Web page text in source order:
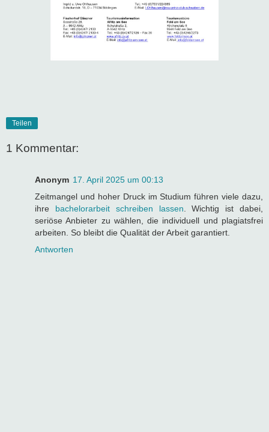
Teilen
1 Kommentar:
Anonym 17. April 2025 um 00:13
Zeitmangel und hoher Druck im Studium führen viele dazu,
ihre bachelorarbeit schreiben lassen . Wichtig ist dabei,
seriöse Anbieter zu wählen, die individuell und plagiatsfrei
arbeiten. So bleibt die Qualität der Arbeit garantiert.
Antworten